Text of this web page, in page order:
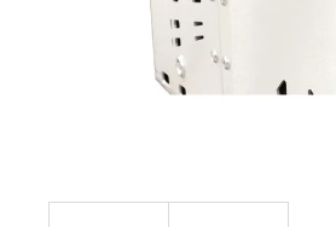
8 797,38 Kč